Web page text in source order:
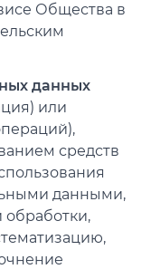
Общества в
данных
или
средств
данными,